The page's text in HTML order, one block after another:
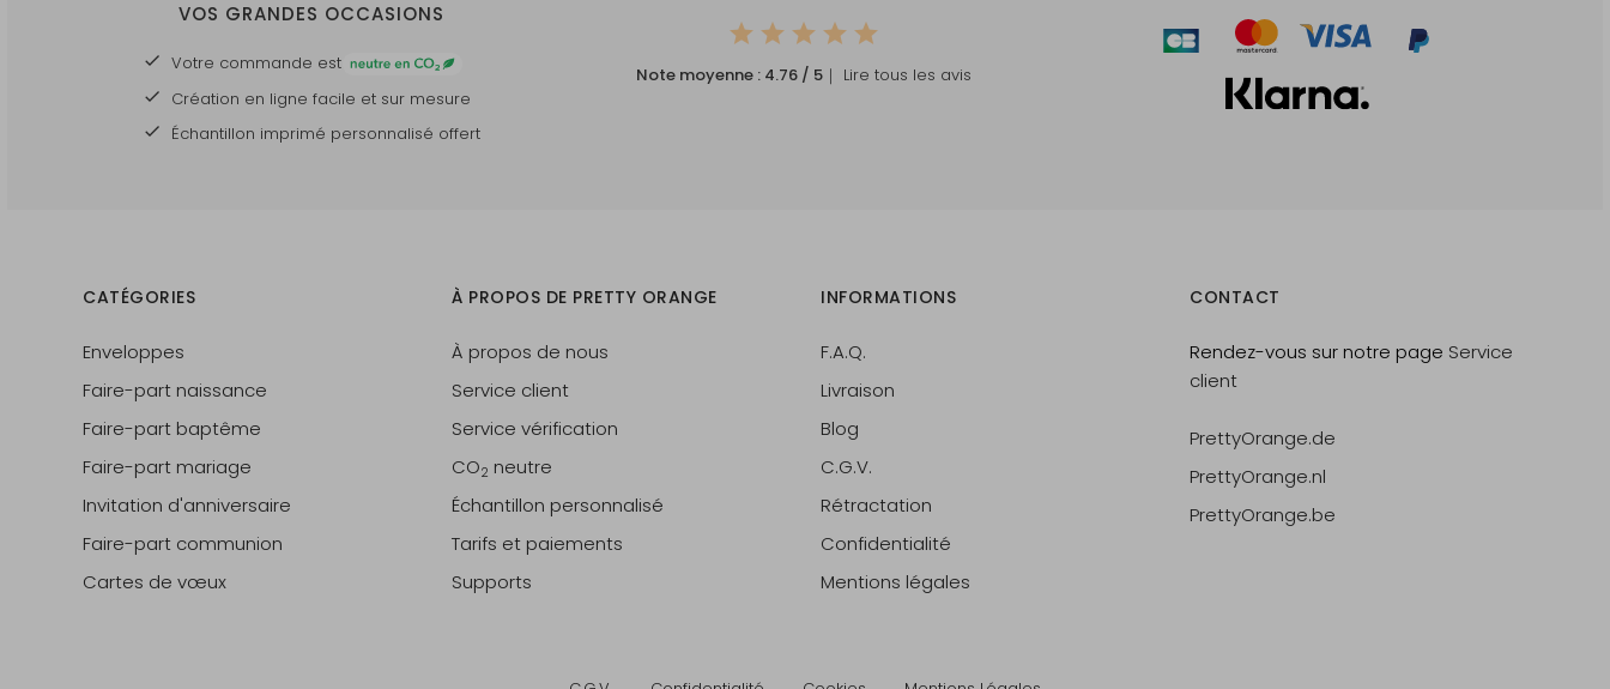
VOS GRANDES OCCASIONS
Votre commande est
Création en ligne facile et sur mesure
Échantillon imprimé personnalisé offert
Note moyenne : 4.76 / 5 ｜ Lire tous les avis
CATÉGORIES
Enveloppes
Faire-part naissance
Faire-part baptême
Faire-part mariage
Invitation d'anniversaire
Faire-part communion
Cartes de vœux
À PROPOS DE PRETTY ORANGE
À propos de nous
Service client
Service vérification
CO2 neutre
Échantillon personnalisé
Tarifs et paiements
Supports
INFORMATIONS
F.A.Q.
Livraison
Blog
C.G.V.
Rétractation
Confidentialité
Mentions légales
CONTACT
Rendez-vous sur notre page Service
client
PrettyOrange.de
PrettyOrange.nl
PrettyOrange.be